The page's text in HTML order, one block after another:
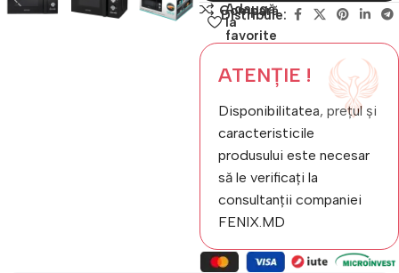
Compară
Adaugă
la
favorite
Distribuie:
ATENȚIE !
Disponibilitatea, prețul și
caracteristicile
produsului este necesar
să le verificați la
consultanții companiei
FENIX.MD